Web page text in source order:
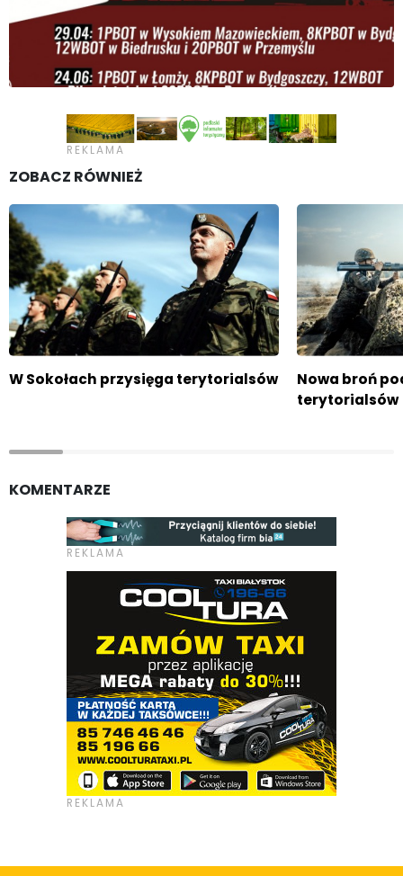
ZOBACZ RÓWNIEŻ
W Sokołach przysięga terytorialsów
Nowa broń
terytorialsów
KOMENTARZE